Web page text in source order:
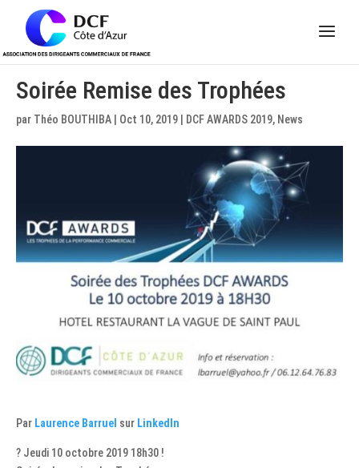
Soirée Remise des Trophées
par Théo BOUTHIBA Oct 10, 2019 DCF AWARDS 2019, News
Par Laurence Barruel sur LinkedIn
? Jeudi 10 octobre 2019 18h30 !
Panneau de gestion des cookies